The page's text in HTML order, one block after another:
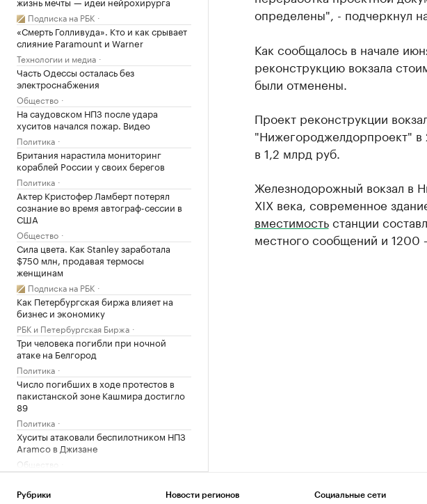
Подписка на РБК
«Смерть Голливуда». Кто и как срывает
слияние Paramount и Warner
Технологии и медиа
Часть Одессы осталась без
электроснабжения
Общество
На саудовском НПЗ после удара
хуситов начался пожар. Видео
Политика
Британия нарастила мониторинг
кораблей России у своих берегов
Политика
Актер Кристофер Ламберт потерял
сознание во время автограф-сессии в
США
Общество
Сила цвета. Как Stanley заработала
$750 млн, продавая термосы
женщинам
Подписка на РБК
Как Петербургская биржа влияет на
бизнес и экономику
РБК и Петербургская Биржа
Три человека погибли при ночной
атаке на Белгород
Политика
Число погибших в ходе протестов в
пакистанской зоне Кашмира достигло
89
Политика
Хуситы атаковали беспилотником НПЗ
Aramco в Джизане
Общество
и дедушек
определены", - подчеркнул
Как сообщалось в начале
реконструкцию вокзала
были отменены.
Проект реконструкции
"Нижегороджелдорпроект" в
в 1,2 млрд руб.
Железнодорожный вокзал в
XIX века, современное
вместимостьстанции
местного сообщений и 1200
Рубрики Новости регионов Социальные сети